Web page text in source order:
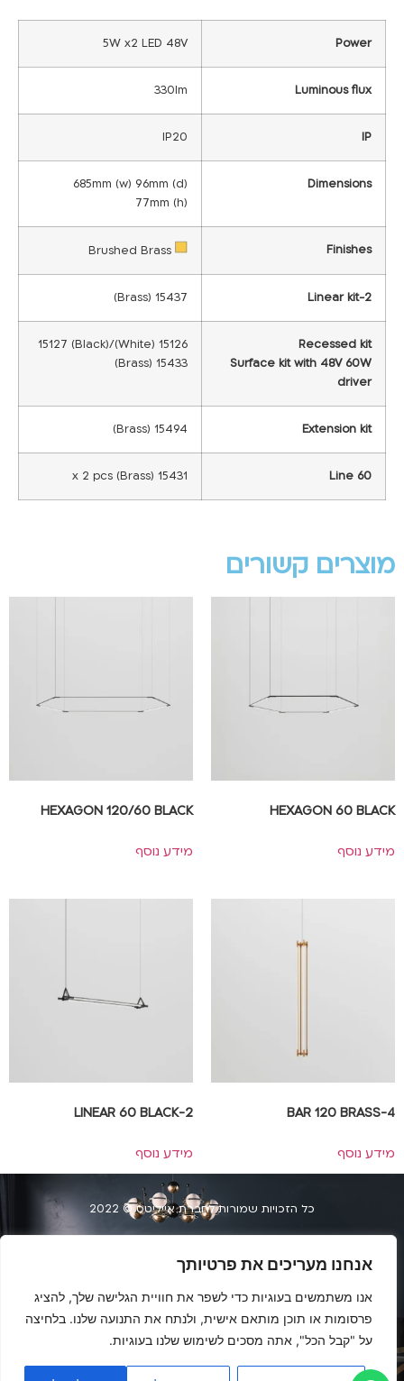
אנחנו מעריכים את פרטיותך
אנו משתמשים בעוגיות כדי לשפר את חוויית הגלישה שלך, להציג
פרסומות או תוכן מותאם אישית, ולנתח את התנועה שלנו. בלחיצה
על "קבל הכל", אתה מסכים לשימוש שלנו בעוגיות.
Power
5W x2 LED 48V
Luminous flux
330lm
IP
IP20
Dimensions
685mm (w) 96mm (d)
77mm (h)
Finishes
2-Linear kit
15437 (Brass)
Recessed kit
Surface kit with 48V 60W
driver
15126 (White)/15127 (Black)
15433 (Brass)
Extension kit
15494 (Brass)
Line 60
15431 x 2 pcs (Brass)
מוצרים קשורים
HEXAGON 60 BLACK
מידע נוסף
HEXAGON 120/60 BLACK
מידע נוסף
4-BAR 120 BRASS
מידע נוסף
2-LINEAR 60 BLACK
מידע נוסף
כל הזכויות שמורות לחברת אייליטס © 2022